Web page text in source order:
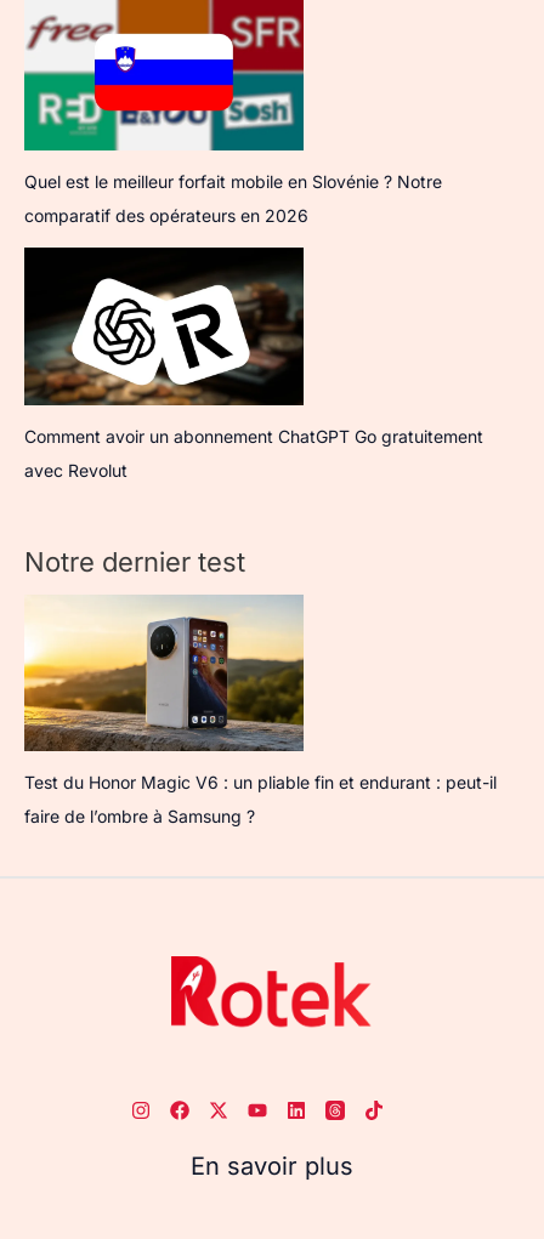
Quel est le meilleur forfait mobile en Slovénie ? Notre
comparatif des opérateurs en 2026
Comment avoir un abonnement ChatGPT Go gratuitement
avec Revolut
Notre dernier test
Test du Honor Magic V6 : un pliable fin et endurant : peut-il
faire de l’ombre à Samsung ?
En savoir plus